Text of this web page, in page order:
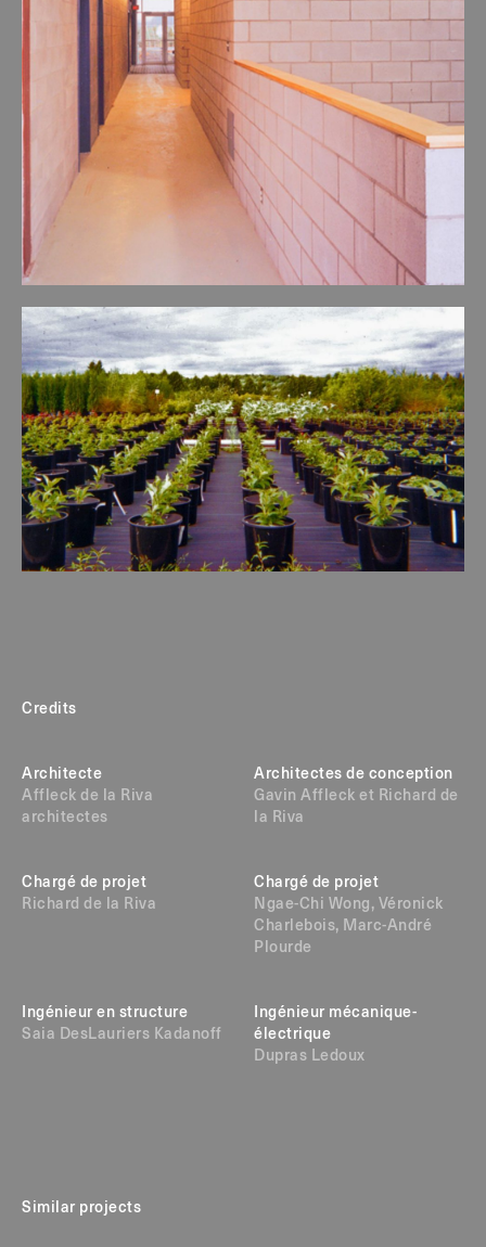
Credits
Architecte
Affleck de la Riva
architectes
Architectes de conception
Gavin Affleck et Richard de
la Riva
Chargé de projet
Richard de la Riva
Chargé de projet
Ngae-Chi Wong, Véronick
Charlebois, Marc-André
Plourde
Ingénieur en structure
Saia DesLauriers Kadanoff
Ingénieur mécanique-
électrique
Dupras Ledoux
Similar projects